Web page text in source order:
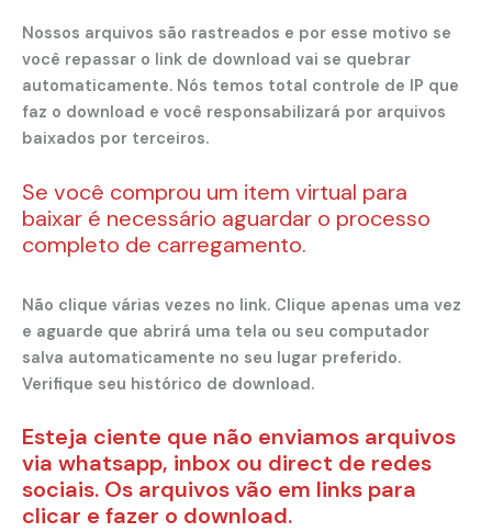
Nossos arquivos são rastreados e por esse motivo se
você repassar o link de download vai se quebrar
automaticamente. Nós temos total controle de IP que
faz o download e você responsabilizará por arquivos
baixados por terceiros.
Se você comprou um item virtual para
baixar é necessário aguardar o processo
completo de carregamento.
Não clique várias vezes no link. Clique apenas uma vez
e aguarde que abrirá uma tela ou seu computador
salva automaticamente no seu lugar preferido.
Verifique seu histórico de download.
Esteja ciente que não enviamos arquivos
via whatsapp, inbox ou direct de redes
sociais. Os arquivos vão em links para
clicar e fazer o download.